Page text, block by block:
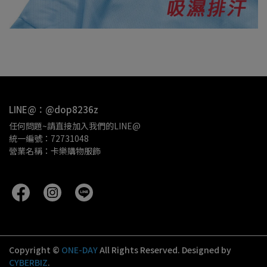
LINE@：@dop8236z
任何問題~請直接加入我們的LINE@
統一編號：72731048
營業名稱：卡樂購物服飾
Copyright © ONE-DAYAll Rights Reserved. Designed by
CYBERBIZ.